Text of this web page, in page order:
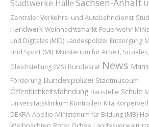
Stadtwerke Halle Sachsen-Anhalt
Zentraler Verkehrs- und Autobahndienst
Handwerk Weihnachtsmarkt Feuerwehr
und Digitales (MID) Landespolizei Entsorgung
und Sport (MI) Ministerium für Arbeit,
Gleichstellung (MS) Bundesrat News
Förderung Bundespolizei Stadtmuseum
Öffentlichkeitsfahndung Baustelle Schule
Universitätsklinikum Kontrollen Kita
DEKRA Abellio Ministerium für Bildung (MB)